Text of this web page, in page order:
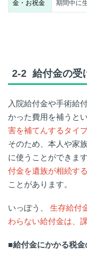
金・お祝金
期間中に
2-2 給付金の受
入院給付金や手術給
かった費用を補うと
害を補てんするタイ
そのため、本人や家
に使うことができま
付金を遺族が相続す
ことがあります。
いっぽう、 生存給付
わらない給付金は、
■給付金にかかる税金